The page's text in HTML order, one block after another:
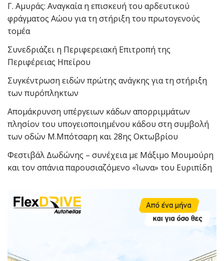
Γ. Αμυράς: Αναγκαία η επισκευή του αρδευτικού
φράγματος Αώου για τη στήριξη του πρωτογενούς
τομέα
Συνεδριάζει η Περιφερειακή Επιτροπή της
Περιφέρειας Ηπείρου
Συγκέντρωση ειδών πρώτης ανάγκης για τη στήριξη
των πυρόπληκτων
Απομάκρυνση υπέργειων κάδων απορριμμάτων
πλησίον του υπογειοποιημένου κάδου στη συμβολή
των οδών Μ.Μπότσαρη και 28ης Οκτωβρίου
Φεστιβάλ Δωδώνης – συνέχεια με Μάξιμο Μουμούρη
και τον σπάνια παρουσιαζόμενο «Ίωνα» του Ευριπίδη